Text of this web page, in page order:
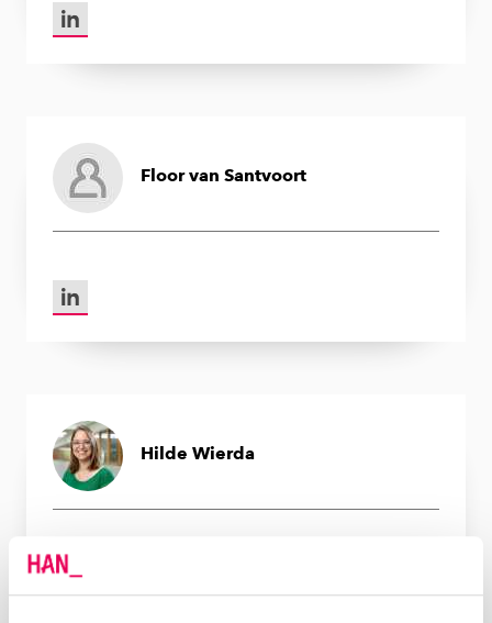
LinkedIn van Frank Reinders
Floor van Santvoort
LinkedIn van Floor van Santvoort
Hilde Wierda
LinkedIn van Hilde Wierda